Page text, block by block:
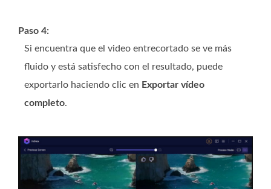
Paso 4:
Si encuentra que el video entrecortado se ve más
fluido y está satisfecho con el resultado, puede
exportarlo haciendo clic en Exportar vídeo
completo.